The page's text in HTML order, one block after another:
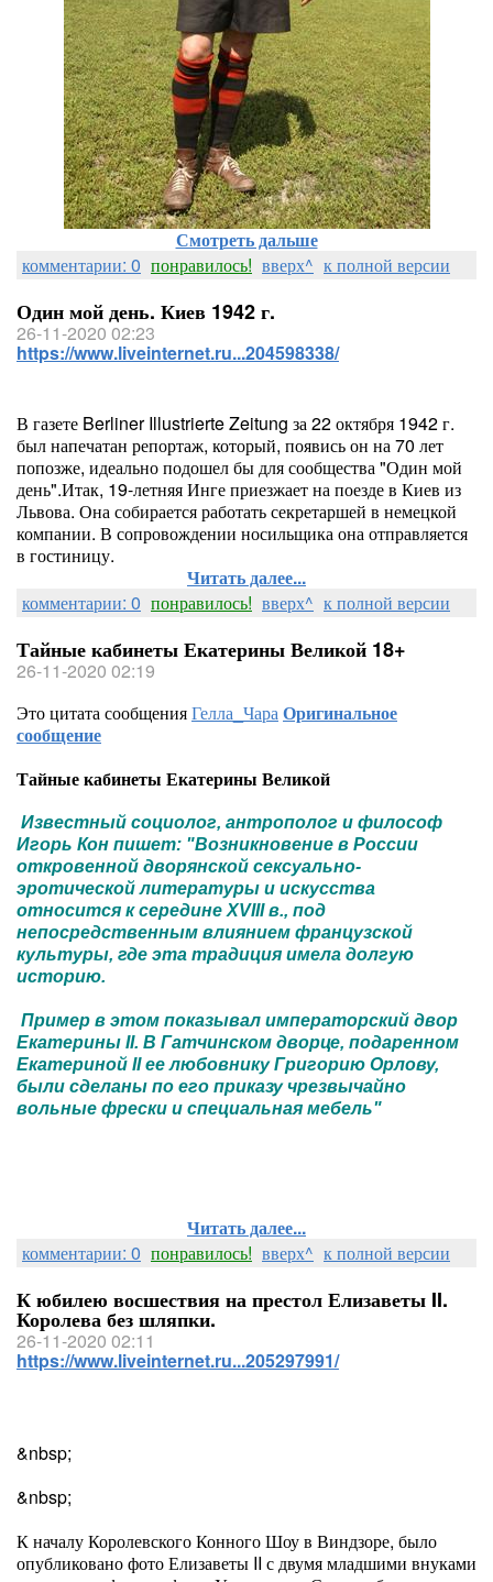
Смотреть дальше
комментарии: 0 понравилось! вверх^ к полной версии
Один мой день. Киев 1942 г.
26-11-2020 02:23
https://www.liveinternet.ru...204598338/
В газете Berliner Illustrierte Zeitung за 22 октября 1942 г.
был напечатан репортаж, который, появись он на 70 лет
попозже, идеально подошел бы для сообщества "Один мой
день".Итак, 19-летняя Инге приезжает на поезде в Киев из
Львова. Она собирается работать секретаршей в немецкой
компании. В сопровождении носильщика она отправляется
в гостиницу.
Читать далее...
комментарии: 0 понравилось! вверх^ к полной версии
Тайные кабинеты Екатерины Великой 18+
26-11-2020 02:19
Это цитата сообщенияГелла_ЧараОригинальное
сообщение
Тайные кабинеты Екатерины Великой
Известный социолог, антрополог и философ
Игорь Кон пишет: "Возникновение в России
откровенной дворянской сексуально-
эротической литературы и искусства
относится к середине XVIII в., под
непосредственным влиянием французской
культуры, где эта традиция имела долгую
историю.
Пример в этом показывал императорский двор
Екатерины II. В Гатчинском дворце, подаренном
Екатериной II ее любовнику Григорию Орлову,
были сделаны по его приказу чрезвычайно
вольные фрески и специальная мебель"
Читать далее...
комментарии: 0 понравилось! вверх^ к полной версии
К юбилею восшествия на престол Елизаветы II.
Королева без шляпки.
26-11-2020 02:11
https://www.liveinternet.ru...205297991/
&nbsp;
&nbsp;
К началу Королевского Конного Шоу в Виндзоре, было
опубликовано фото Елизаветы II с двумя младшими внуками